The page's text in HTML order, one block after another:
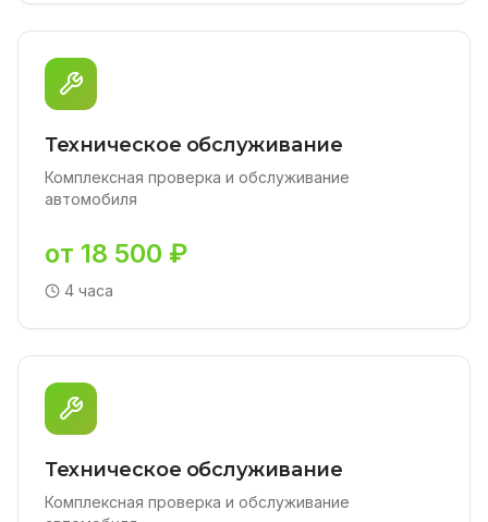
Техническое обслуживание
Комплексная проверка и обслуживание
автомобиля
от 18 500 ₽
4 часа
Техническое обслуживание
Комплексная проверка и обслуживание